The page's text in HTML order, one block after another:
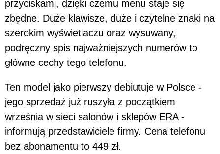
przyciskami, dzięki czemu menu staje się
zbędne. Duże klawisze, duże i czytelne znaki na
szerokim wyświetlaczu oraz wysuwany,
podręczny spis najważniejszych numerów to
główne cechy tego telefonu.
Ten model jako pierwszy debiutuje w Polsce -
jego sprzedaż już ruszyła z początkiem
września w sieci salonów i sklepów ERA -
informują przedstawiciele firmy. Cena telefonu
bez abonamentu to 449 zł.